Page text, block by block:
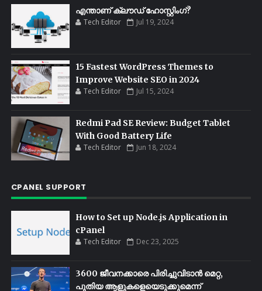
എന്താണ് ക്ലൗഡ് ഹോസ്റ്റിംഗ്?
Tech Editor Jul 19, 2024
15 Fastest WordPress Themes to
Improve Website SEO in 2024
Tech Editor Jul 15, 2024
Redmi Pad SE Review: Budget Tablet
With Good Battery Life
Tech Editor Jun 18, 2024
CPANEL SUPPORT
How to Set up Node.js Application in
cPanel
Tech Editor Dec 23, 2025
3600 ജീവനക്കാരെ പിരിച്ചുവിടാൻ മെറ്റ,
പുതിയ ആളുകളെയെടുക്കുമെന്ന്